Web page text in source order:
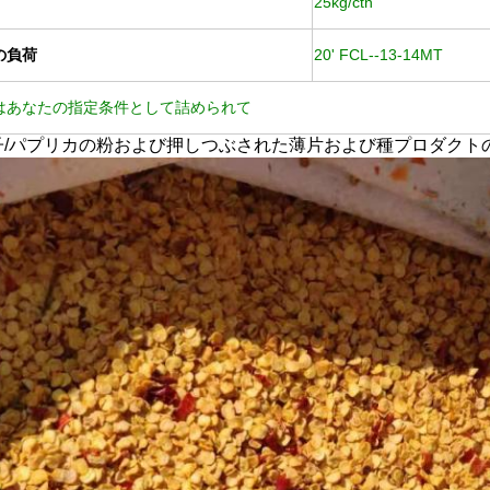
負荷 20' FCL--13-14MT
あなたの指定条件として詰められて
/パプリカの粉および押しつぶされた薄片および種プロダクト